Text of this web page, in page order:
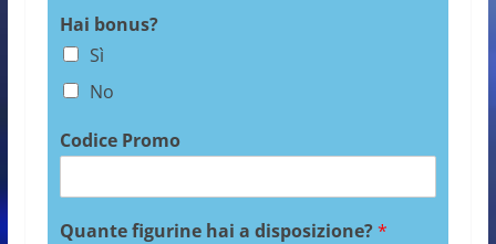
Hai bonus?
Sì
No
Codice Promo
Quante figurine hai a disposizione?*